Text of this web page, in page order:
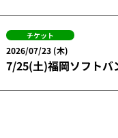
チケット
2026/07/23 (木)
7/25(土)福岡ソフトバ